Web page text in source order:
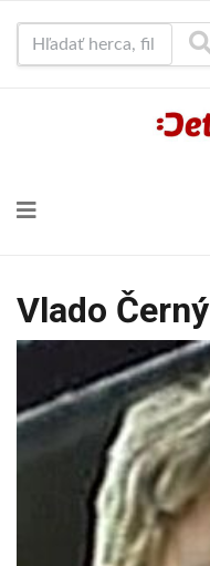
Vlado Černý